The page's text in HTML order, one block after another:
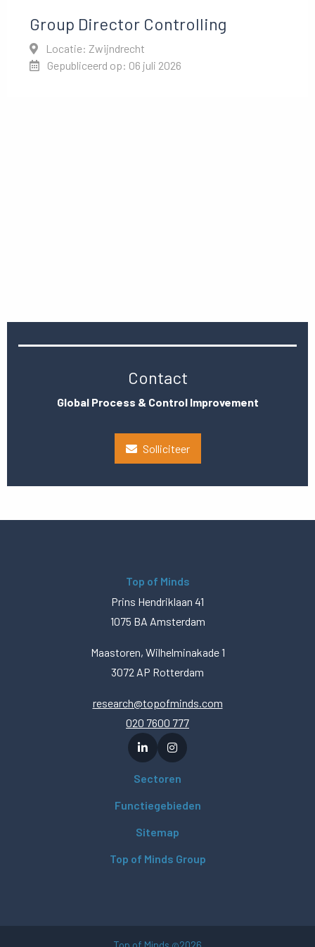
Group Director Controlling
Locatie: Zwijndrecht
Gepubliceerd op: 06 juli 2026
Contact
Global Process & Control Improvement
Solliciteer
Top of Minds
Prins Hendriklaan 41
1075 BA Amsterdam
Maastoren, Wilhelminakade 1
3072 AP Rotterdam
research@topofminds.com
020 7600 777
Sectoren
Functiegebieden
Sitemap
Top of Minds Group